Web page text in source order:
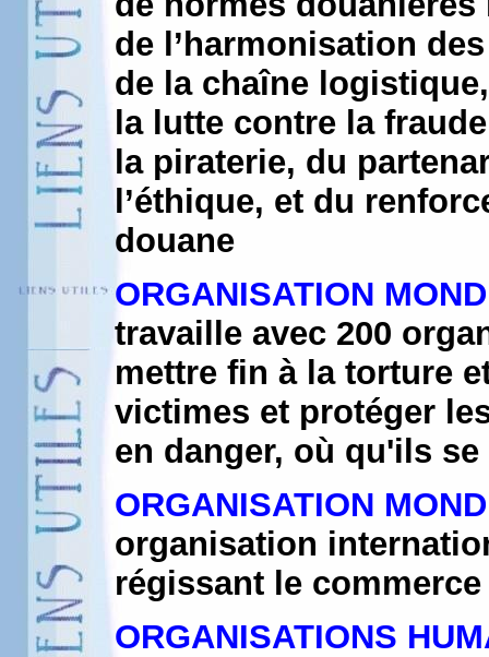
de l’harmonisation
de la chaîne
la lutte contre la
la piraterie, du
l’éthique, et du
douane
ORGANISATION
travaille avec 200
mettre fin à la torture
victimes et protéger
en danger, où qu'ils
ORGANISATION
organisation
régissant le
ORGANISATIONS